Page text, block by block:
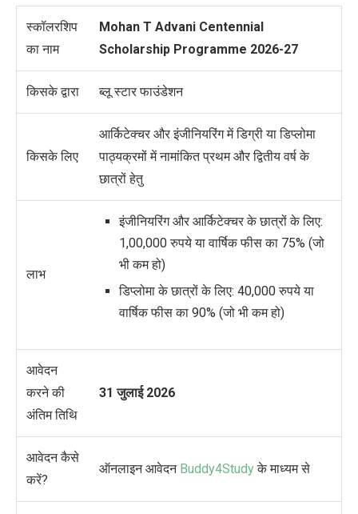
स्कॉलरशिप
का नाम
Mohan T Advani Centennial
Scholarship Programme 2026-27
किसके द्वारा ब्लू स्टार फाउंडेशन
किसके लिए
आर्किटेक्चर और इंजीनियरिंग में डिग्री या डिप्लोमा
पाठ्यक्रमों में नामांकित प्रथम और द्वितीय वर्ष के
छात्रों हेतु
लाभ
इंजीनियरिंग और आर्किटेक्चर के छात्रों के लिए:
1,00,000 रुपये या वार्षिक फीस का 75% (जो
भी कम हो)
डिप्लोमा के छात्रों के लिए: 40,000 रुपये या
वार्षिक फीस का 90% (जो भी कम हो)
आवेदन
करने की
अंतिम तिथि
31 जुलाई 2026
आवेदन कैसे
करें?
ऑनलाइन आवेदन Buddy4Studyके माध्यम से